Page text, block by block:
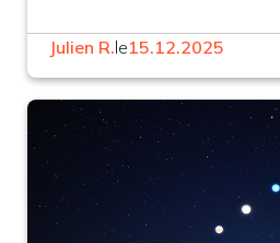
Julien R.le15.12.2025